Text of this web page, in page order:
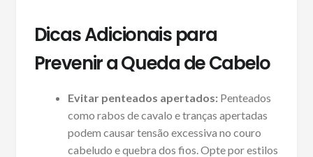
Dicas Adicionais para
Prevenir a Queda de Cabelo
Evitar penteados apertados:Penteados
como rabos de cavalo e tranças apertadas
podem causar tensão excessiva no couro
cabeludo e quebra dos fios. Opte por estilos